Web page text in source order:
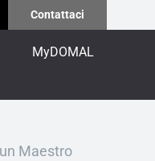
Contattaci
MyDOMAL
Maestro